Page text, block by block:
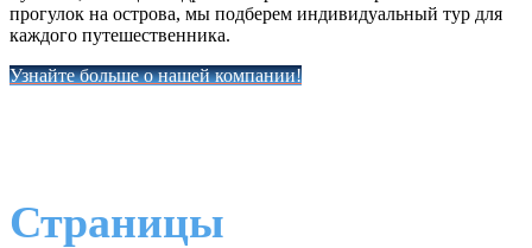
прогулок на острова, мы подберем индивидуальный тур для
каждого путешественника.
Узнайте больше о нашей компании!
Страницы